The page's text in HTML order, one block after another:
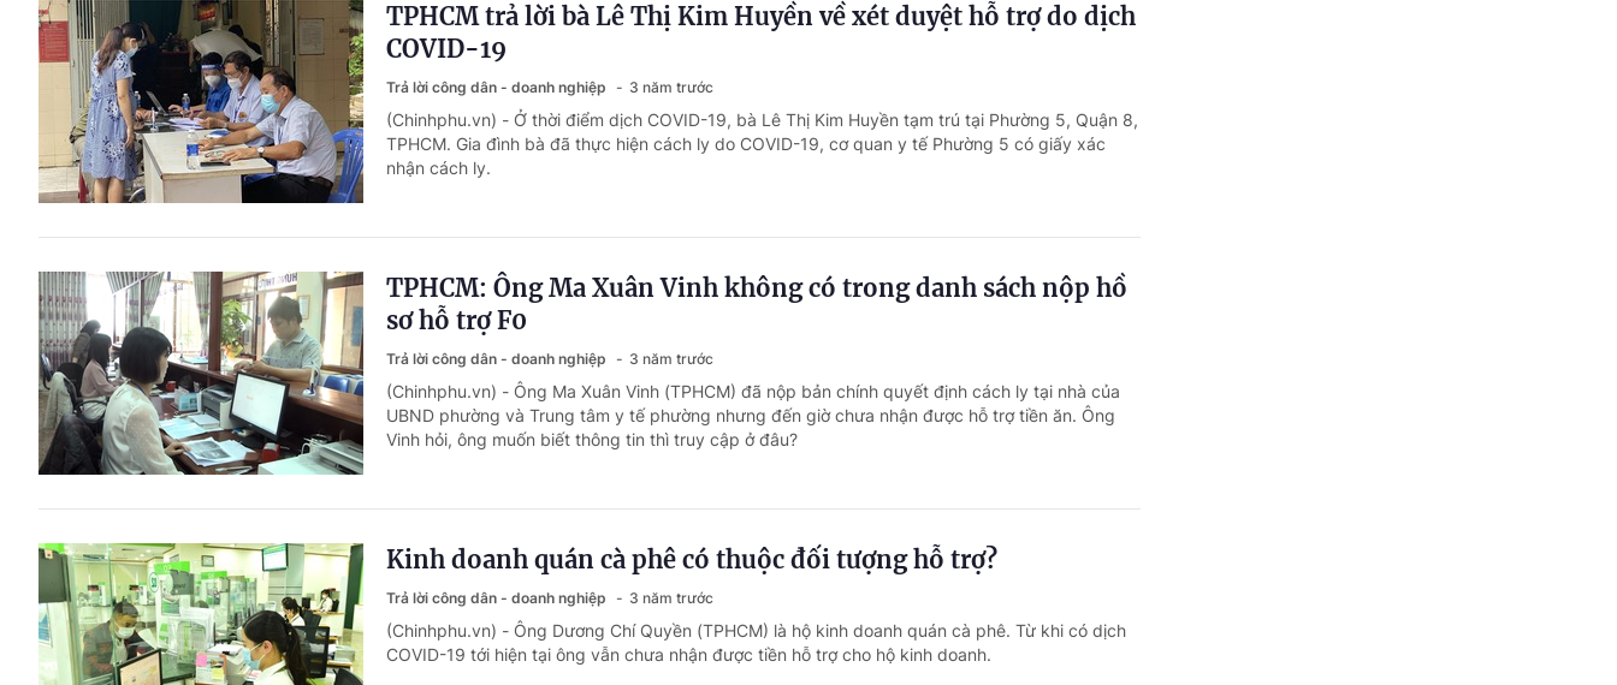
TPHCM trả lời bà Lê Thị Kim Huyền về xét duyệt hỗ trợ do dịch
COVID-19
Trả lời công dân - doanh nghiệp 3 năm trước
(Chinhphu.vn) - Ở thời điểm dịch COVID-19, bà Lê Thị Kim Huyền tạm trú tại Phường 5, Quận 8,
TPHCM. Gia đình bà đã thực hiện cách ly do COVID-19, cơ quan y tế Phường 5 có giấy xác
nhận cách ly.
TPHCM: Ông Ma Xuân Vinh không có trong danh sách nộp hồ
sơ hỗ trợ F0
Trả lời công dân - doanh nghiệp 3 năm trước
(Chinhphu.vn) - Ông Ma Xuân Vinh (TPHCM) đã nộp bản chính quyết định cách ly tại nhà của
UBND phường và Trung tâm y tế phường nhưng đến giờ chưa nhận được hỗ trợ tiền ăn. Ông
Vinh hỏi, ông muốn biết thông tin thì truy cập ở đâu?
Kinh doanh quán cà phê có thuộc đối tượng hỗ trợ?
Trả lời công dân - doanh nghiệp 3 năm trước
(Chinhphu.vn) - Ông Dương Chí Quyền (TPHCM) là hộ kinh doanh quán cà phê. Từ khi có dịch
COVID-19 tới hiện tại ông vẫn chưa nhận được tiền hỗ trợ cho hộ kinh doanh.